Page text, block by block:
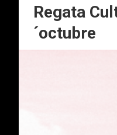
Regata
´octubre